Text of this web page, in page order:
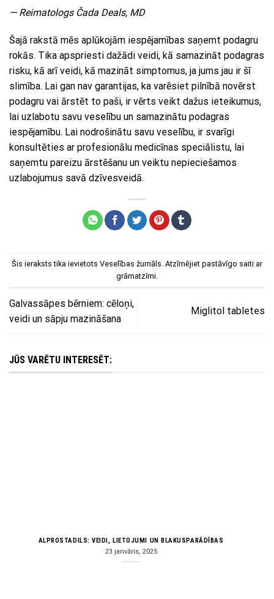
— Reimatologs Čada Deals, MD
Šajā rakstā mēs aplūkojām iespējamības saņemt podagru
rokās. Tika apspriesti dažādi veidi, kā samazināt podagras
risku, kā arī veidi, kā mazināt simptomus, ja jums jau ir šī
slimība. Lai gan nav garantijas, ka varēsiet pilnībā novērst
podagru vai ārstēt to paši, ir vērts veikt dažus ieteikumus,
lai uzlabotu savu veselību un samazinātu podagras
iespējamību. Lai nodrošinātu savu veselību, ir svarīgi
konsultēties ar profesionālu medicīnas speciālistu, lai
saņemtu pareizu ārstēšanu un veiktu nepieciešamos
uzlabojumus savā dzīvesveidā.
Šis ieraksts tika ievietots Veselības žurnāls . Atzīmējiet pastāvīgo saiti ar
grāmatzīmi.
Galvassāpes bērniem: cēloņi,
veidi un sāpju mazināšana
Miglitol tabletes
JŪS VARĒTU INTERESĒT:
ALPROSTADILS: VEIDI, LIETOJUMI UN BLAKUSPARĀDĪBAS
23 janvāris, 2025